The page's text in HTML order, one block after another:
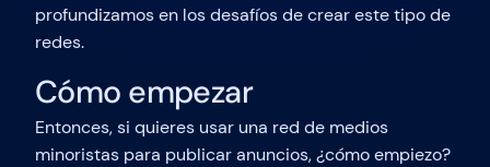
profundizamos en los desafíos de crear este tipo de
redes.
Cómo empezar
Entonces, si quieres usar una red de medios
minoristas para publicar anuncios, ¿cómo empiezo?